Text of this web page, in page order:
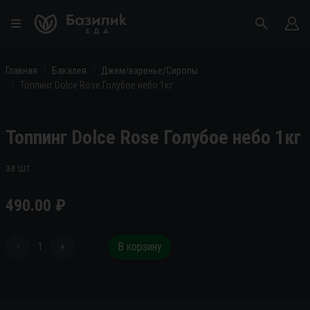
Главная Бакалея
Джем/варенье/Сиропы
Топпинг Dolce Rose Голубое небо 1кг
Топпинг Dolce Rose Голубое небо 1кг
за шт
490.00 ₽
- 1 + В корзину